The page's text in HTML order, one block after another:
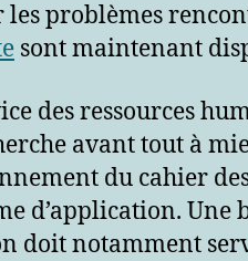
problèmes
sont maintenant
des ressources
avant tout à
du cahier
d’application. Une
doit notamment